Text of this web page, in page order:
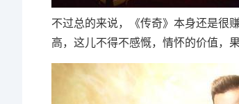
不过总的来说，《传奇》本身还是很
高，这儿不得不感慨，情怀的价值，